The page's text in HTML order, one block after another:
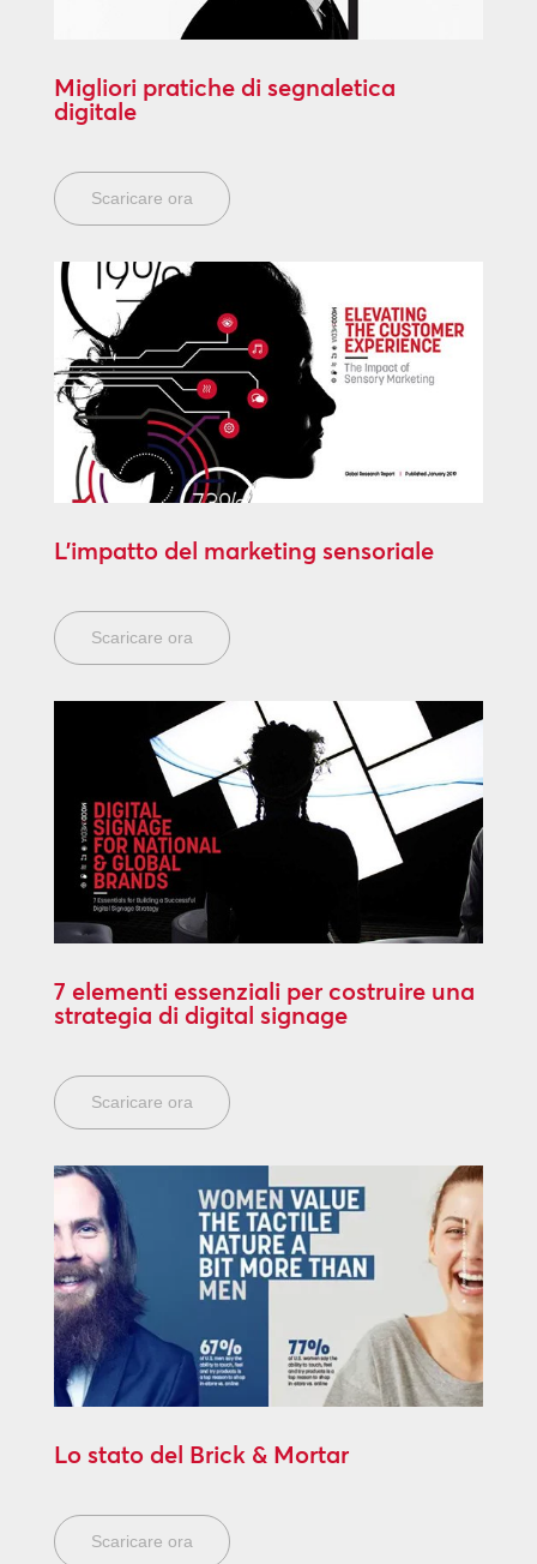
Migliori pratiche di segnaletica
digitale
Scaricare ora
L’impatto del marketing sensoriale
Scaricare ora
7 elementi essenziali per costruire una
strategia di digital signage
Scaricare ora
Lo stato del Brick & Mortar
Scaricare ora